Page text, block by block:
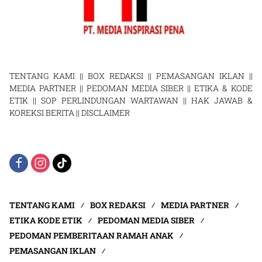
TENTANG KAMI || BOX REDAKSI || PEMASANGAN IKLAN ||
MEDIA PARTNER || PEDOMAN MEDIA SIBER ||ETIKA & KODE
ETIK || SOP PERLINDUNGAN WARTAWAN || HAK JAWAB &
KOREKSI BERITA || DISCLAIMER
TENTANG KAMI BOX REDAKSI
MEDIA PARTNER
ETIKA KODE ETIK
PEDOMAN MEDIA SIBER
PEDOMAN PEMBERITAAN RAMAH ANAK
PEMASANGAN IKLAN